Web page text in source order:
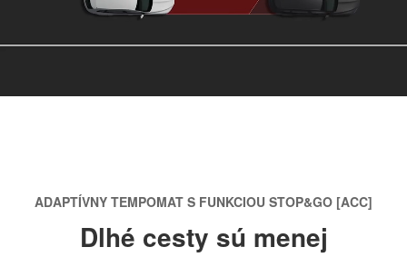
ADAPTÍVNY TEMPOMAT S FUNKCIOU STOP&GO [ACC]
Dlhé cesty sú menej